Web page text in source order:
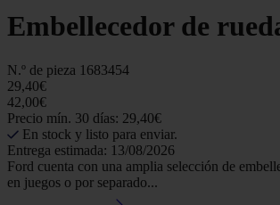
Embellecedor de
N.º de pieza 1683454
29,40€
42,00€
Precio mín. 30 días: 29,40€
En stock y listo para enviar.
Entrega estimada: 13/08/2026
Ford cuenta con una amplia selección de
en juegos o por separado...